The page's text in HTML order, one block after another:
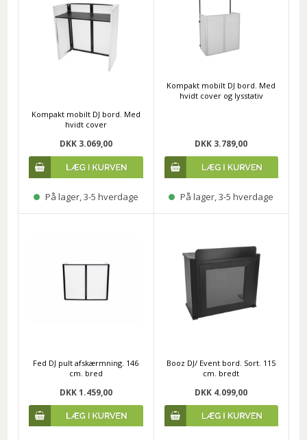
Kompakt mobilt DJ bord. Med
hvidt cover
DKK 3.069,00
På lager, 3-5 hverdage
Kompakt mobilt DJ bord. Med
hvidt cover og lysstativ
DKK 3.789,00
På lager, 3-5 hverdage
Fed DJ pult afskærmning. 146
cm. bred
DKK 1.459,00
Booz DJ/ Event bord. Sort. 115
cm. bredt
DKK 4.099,00